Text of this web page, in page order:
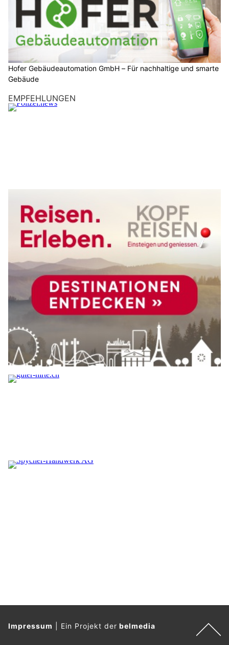
Hofer Gebäudeautomation GmbH – Für nachhaltige und smarte
Gebäude
EMPFEHLUNGEN
Impressum Ein Projekt derbelmedia